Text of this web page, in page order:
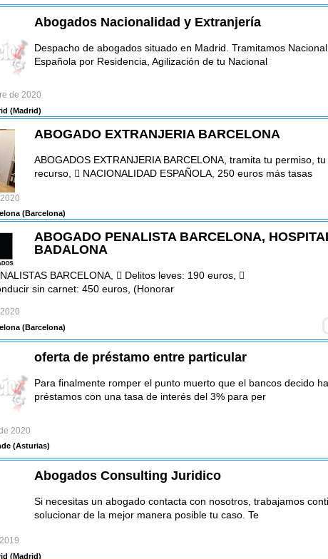
Abogados Nacionalidad y Extranjería
Despacho de abogados situado en Madrid. Tramitamos
Española por Residencia, Agilización de tu Nacional
de 2020
(Madrid)
ABOGADO EXTRANJERIA BARCELONA
ABOGADOS EXTRANJERIA BARCELONA, tramita tu permiso, tu
recurso,  NACIONALIDAD ESPAÑOLA, 250 euros más tasas
(Barcelona)
ABOGADO PENALISTA BARCELONA,
BADALONA
BARCELONA,  Delitos leves: 190 euros, 
sin carnet: 450 euros, (Honorar
(Barcelona)
oferta de préstamo entre particular
Para finalmente romper el punto muerto que el bancos decido
préstamos con una tasa de interés del 3% para per
2020
(Asturias)
Abogados Consulting Juridico
Si necesitas un abogado contacta con nosotros, trabajamos
solucionar de la mejor manera posible tu caso. Te
(Madrid)